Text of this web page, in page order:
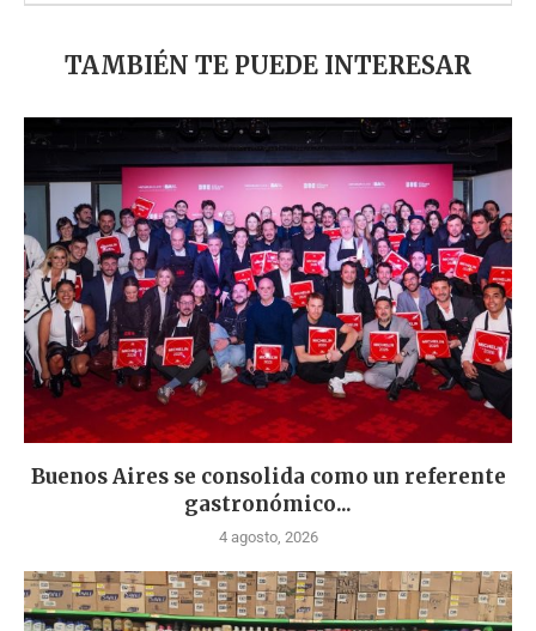
TAMBIÉN TE PUEDE INTERESAR
Buenos Aires se consolida como un referente
gastronómico...
4 agosto, 2026